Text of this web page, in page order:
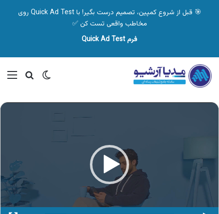
🎯 قبل از شروع کمپین، تصمیم درست بگیر! با Quick Ad Test روی
مخاطب واقعی تست کن ✅
فرم Quick Ad Test
تغییر پوسته
نمایشگر
ویدیو